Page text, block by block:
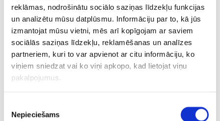
reklāmas, nodrošinātu sociālo saziņas līdzekļu funkcijas
un analizētu mūsu datplūsmu. Informāciju par to, kā jūs
izmantojat mūsu vietni, mēs arī kopīgojam ar saviem
sociālās saziņas līdzekļu, reklamēšanas un analīzes
partneriem, kuri to var apvienot ar citu informāciju, ko
viņiem sniedzat vai ko viņi apkopo, kad lietojat viņu
pakalpojumus.
izvēle
Nepieciešams
Šveice līdz šim meistarsacīkstēs spēlējusi bez
zaudējumiem, kamēr somi vienīgo zaudējumu piedzīvoja
pret šveiciešiem, kuri bija pārāki ar 4:2. Jau ziņots, ka
pirms tam bronzas spēlē norvēģi pagarinājumā ar
rezultātu 3:2 (0:0, 1:0, 1:2, 1:0) pārspēja Kanādu un pirmo
meistarsacīkstes noslēdza sestajā vietā.